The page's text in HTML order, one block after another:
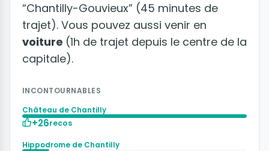
“Chantilly-Gouvieux” (45 minutes de
trajet). Vous pouvez aussi venir en
voiture (1h de trajet depuis le centre de la
capitale).
INCONTOURNABLES
Château de Chantilly
+26recos
Hippodrome de Chantilly